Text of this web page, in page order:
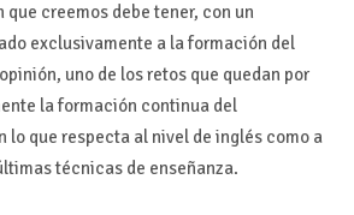
creemos debe tener, con un
exclusivamente a la formación del
uno de los retos que quedan por
la formación continua del
lo que respecta al nivel de inglés como a
técnicas de enseñanza.